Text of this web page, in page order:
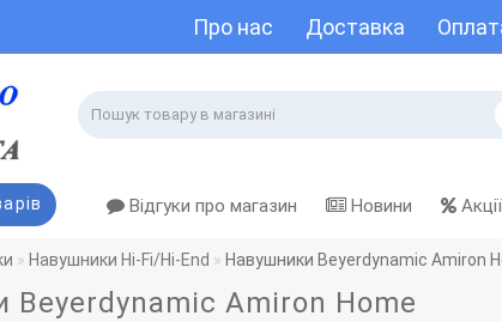
Про нас Доставка
Відгуки про магазин Новини Акції
Навушники Hi-Fi/Hi-End Навушники Beyerdynamic Amiron
Beyerdynamic Amiron Home